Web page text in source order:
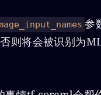
参
则将会被识别为